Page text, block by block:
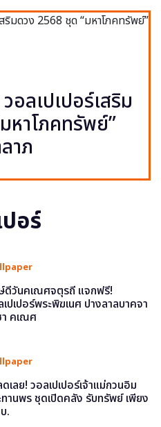
อลเปเปอร์เสริม
หาโภคทรัพย์”
าภ
อร์
ดีวันคเณศจตุรถี แจกฟรี!
ปเปอร์พระพิฆเนศ ปางลาลบาคจา
า คเณศ
เลย! วอลเปเปอร์เจ้าแม่กวนอิม
ทานพร ชุดเปิดคลัง รับทรัพย์ เพียง
.